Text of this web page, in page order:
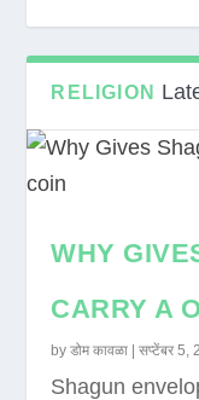
RELIGION
WHY
CARRY A
byडोम कावळा |सप्टेंबर 5,
Shagun